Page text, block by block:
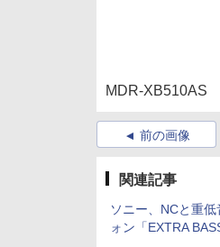
MDR-XB510AS
前の画像
関連記事
ソニー、NCと重
ォン「EXTRA